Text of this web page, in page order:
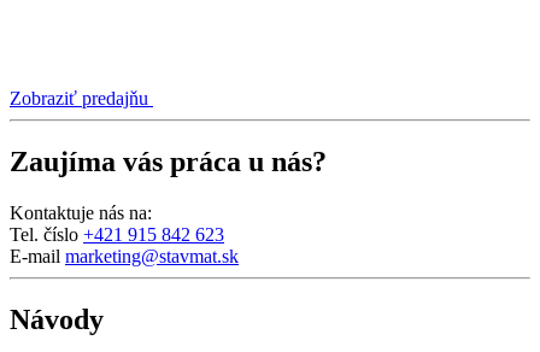
Zobraziť predajňu
Zaujíma vás práca u nás?
Kontaktuje nás na:
Tel. číslo +421 915 842 623
E-mail marketing@stavmat.sk
Návody